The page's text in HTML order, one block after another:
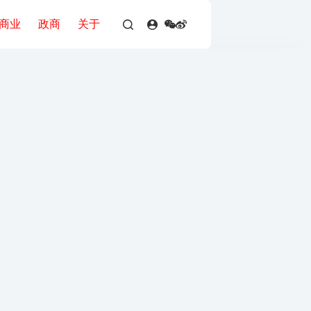
业 政商 关于